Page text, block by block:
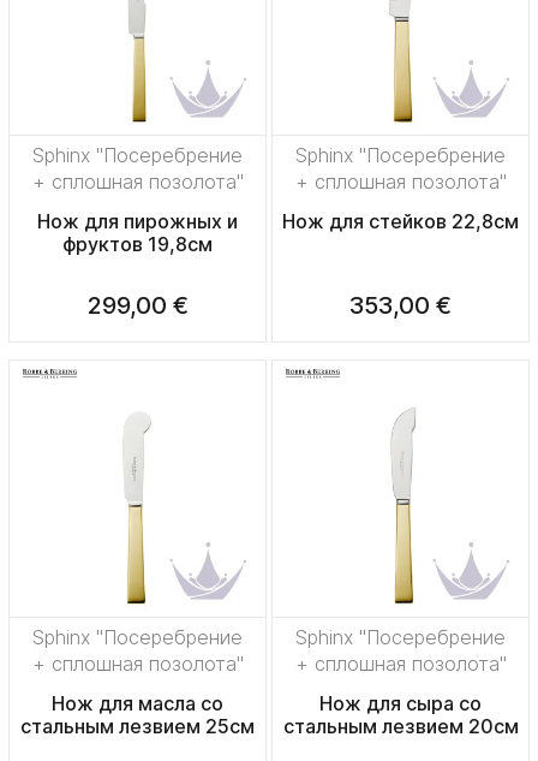
Sphinx "Посеребрение
+ сплошная позолота"
Нож для пирожных и
фруктов 19,8см
299,00 €
Sphinx "Посеребрение
+ сплошная позолота"
Нож для стейков 22,8см
353,00 €
Sphinx "Посеребрение
+ сплошная позолота"
Нож для масла со
стальным лезвием 25см
Sphinx "Посеребрение
+ сплошная позолота"
Нож для сыра со
стальным лезвием 20см